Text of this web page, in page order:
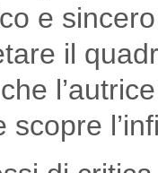
e
il
scopre